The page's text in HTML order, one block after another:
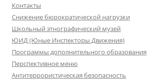
Контакты
Снижение бюрократической нагрузки
Школьный этнографический музей
ЮИД (Юные Инспекторы Движения)
Программы дополнительного образования
Перспективное меню
Антитеррористическая безопасность